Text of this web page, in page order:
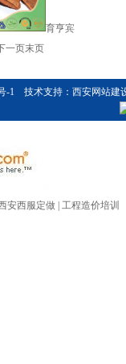
育亨宾
一页末页
-1 技术支持： 西安网站建
安西服定做 工程造价培训